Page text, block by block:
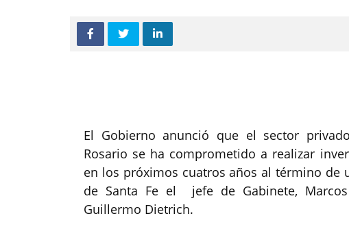
El Gobierno anunció que el sector
Rosario se ha comprometido a realizar
en los próximos cuatros años al término de
de Santa Fe el jefe de Gabinete,
Guillermo Dietrich.